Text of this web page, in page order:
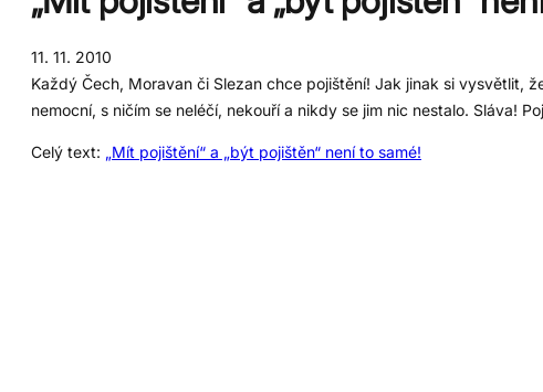
11. 11. 2010
Každý Čech, Moravan či Slezan chce pojištění! Jak jinak si vysvětlit,
nemocní, s ničím se neléčí, nekouří a nikdy se jim nic nestalo. Sláva!
Celý text: „Mít pojištění“ a „být pojištěn“ není to samé!